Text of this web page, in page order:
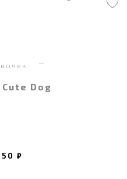
Dog
₽